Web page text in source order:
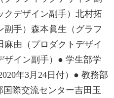
クデザイン副手）北村拓
副手）森本眞生（グラフ
麻由（プロダクトデザイ
ザイン副手）● 学生部学
年3月24日付）● 教務部
際交流センター吉田玉